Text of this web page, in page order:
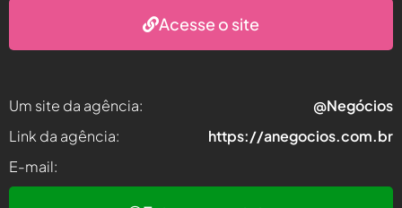
Acesse o site
Um site da agência:
@Negócios
Link da agência:
https://anegocios.com.br
E-mail: